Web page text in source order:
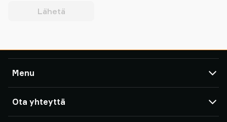
Lähetä
Menu
Tuotteet
Ota yhteyttä